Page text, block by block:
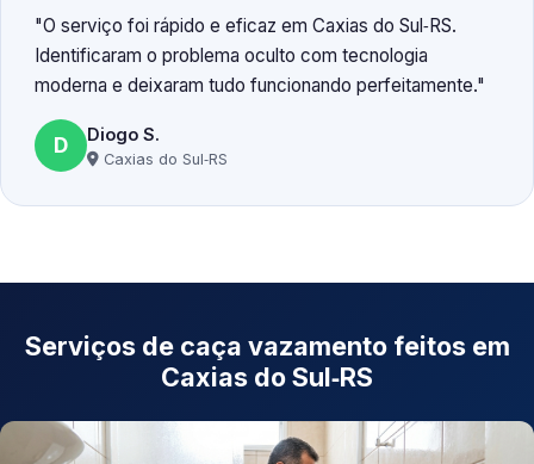
O serviço foi rápido e eficaz em Caxias do Sul‑RS.
Identificaram o problema oculto com tecnologia
moderna e deixaram tudo funcionando perfeitamente.
D Diogo S.
Caxias do Sul‑RS
Serviços de caça vazamento feitos em
Caxias do Sul‑RS